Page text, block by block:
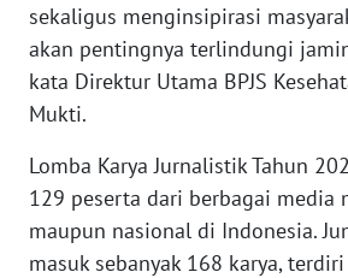
sekaligus menginsipirasi
akan pentingnya terlindungi
kata Direktur Utama BPJS
Mukti.
Lomba Karya Jurnalistik Tahun
129 peserta dari berbagai media
maupun nasional di Indonesia.
masuk sebanyak 168 karya,
WN
BANTEN
WN
WN
KEPRI